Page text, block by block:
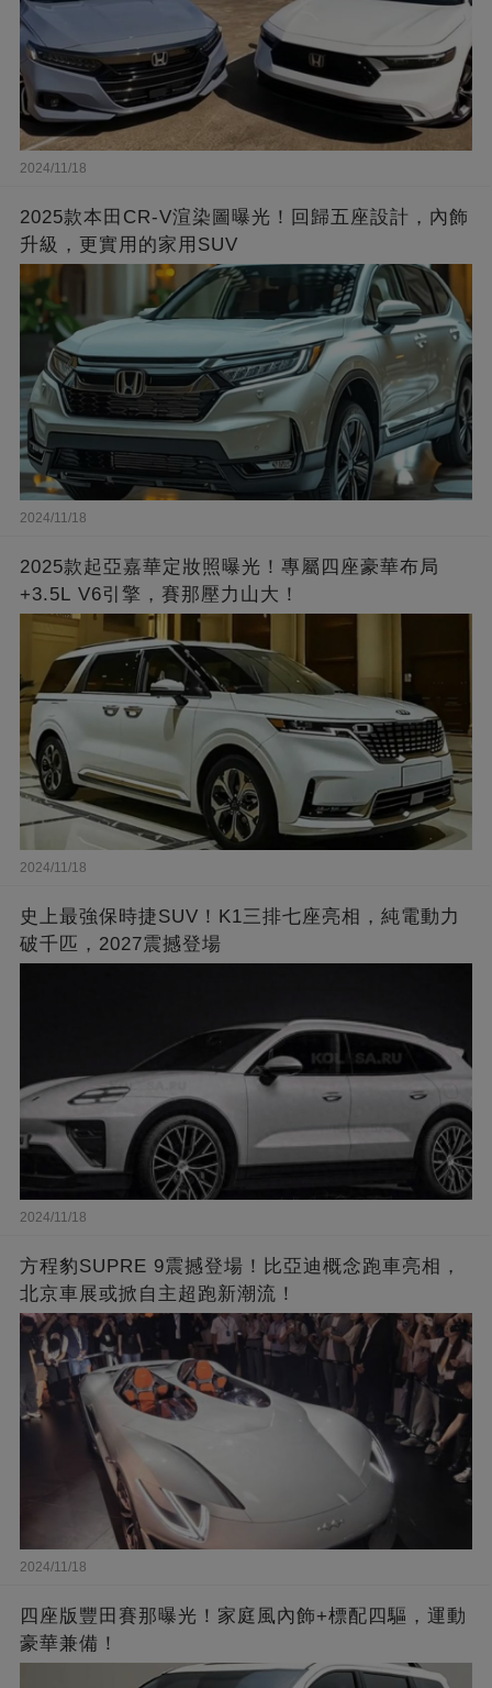
2024/11/18
2025款本田CR-V渲染圖曝光！回歸五座設計，內飾
升級，更實用的家用SUV
2024/11/18
2025款起亞嘉華定妝照曝光！專屬四座豪華布局
+3.5L V6引擎，賽那壓力山大！
2024/11/18
史上最強保時捷SUV！K1三排七座亮相，純電動力
破千匹，2027震撼登場
2024/11/18
方程豹SUPRE 9震撼登場！比亞迪概念跑車亮相，
北京車展或掀自主超跑新潮流！
2024/11/18
四座版豐田賽那曝光！家庭風內飾+標配四驅，運動
豪華兼備！